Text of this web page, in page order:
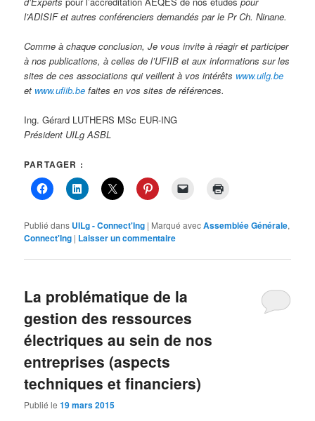
l’ADISIF et autres conférenciers demandés par le Pr Ch. Ninane.
Comme à chaque conclusion, Je vous invite à réagir et participer
à nos publications, à celles de l’UFIIB et aux informations sur les
sites de ces associations qui veillent à vos intérêts www.uilg.be
et www.ufiib.be faites en vos sites de références.
Ing. Gérard LUTHERS MSc EUR-ING
Président UILg ASBL
PARTAGER :
Publié dans UILg - Connect'Ing | Marqué avecAssemblée Générale,
Connect'Ing | Laisser un commentaire
La problématique de la
gestion des ressources
électriques au sein de nos
entreprises (aspects
techniques et financiers)
Publié le19 mars 2015